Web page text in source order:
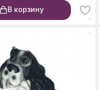
В корзину